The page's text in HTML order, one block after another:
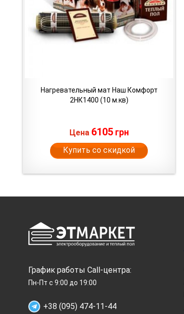
Нагревательный мат Наш Комфорт
2НК1400 (10 м.кв)
Цена 6105 грн
Купить со скидкой
График работы Call-центра:
Пн-Пт с 9:00 до 19:00
+38 (095) 474-11-44